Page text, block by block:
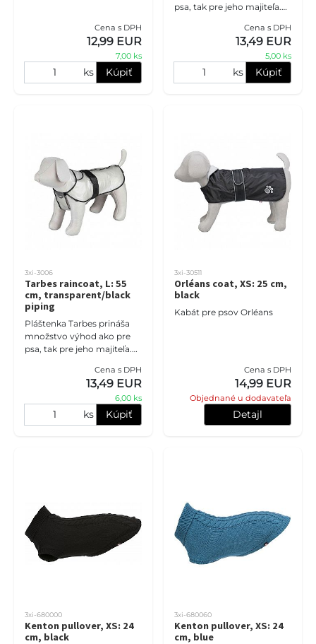
Cena s DPH
12,99 EUR
7,00 ks
ks Kúpiť
psa, tak pre jeho majiteľa.
vychádza v ústrety ich
potrebám počas
Cena s DPH
13,49 EUR
5,00 ks
ks Kúpiť
3xi-3006
Tarbes raincoat, L: 55
cm, transparent/black
piping
Pláštenka Tarbes prináša
množstvo výhod ako pre
psa, tak pre jeho majiteľa.
vychádza v ústrety ich
potrebám počas
Cena s DPH
13,49 EUR
6,00 ks
ks Kúpiť
3xi-30511
Orléans coat, XS: 25 cm,
black
Kabát pre psov Orléans
Cena s DPH
14,99 EUR
Objednané u dodavateľa
Detajl
3xi-680000
Kenton pullover, XS: 24
cm, black
3xi-680060
Kenton pullover, XS: 24
cm, blue